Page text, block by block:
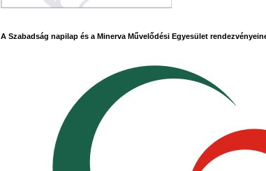
A Szabadság napilap és a Minerva Művelődési Egyesület